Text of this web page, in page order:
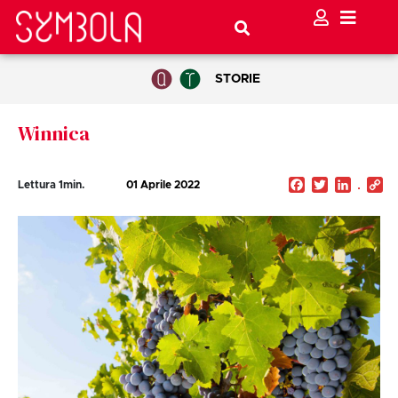
STORIE
Winnica
Lettura 1min. 01 Aprile 2022 Facebook
Twitter